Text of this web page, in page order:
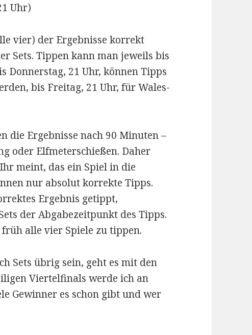
Uhr)
vier) der Ergebnisse korrekt
Sets. Tippen kann man jeweils bis
Donnerstag, 21 Uhr, können Tipps
bis Freitag, 21 Uhr, für Wales-
die Ergebnisse nach 90 Minuten –
oder Elfmeterschießen. Daher
meint, das ein Spiel in die
nur absolut korrekte Tipps.
Ergebnis getippt,
der Abgabezeitpunkt des Tipps.
alle vier Spiele zu tippen.
Sets übrig sein, geht es mit den
Viertelfinals werde ich an
Gewinner es schon gibt und wer